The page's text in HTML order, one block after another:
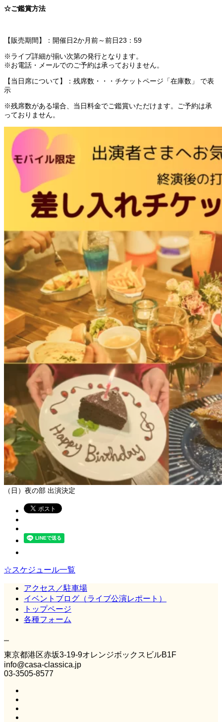
☆ご鑑賞方法
【販売期間】：開催日2か月前～前日23：59
※ライブ詳細が揃い次第の発行となります。
※お電話・メールでのご予約は承っておりません。
【当日席について】：残席数・・・チケットページ「在庫数」 で表
示
※残席数がある場合、当日料金でご鑑賞いただけます。ご予約は承
っておりません。
（日）夜の部 出演決定
☆スケジュール一覧
アクセス／駐車場
イベントブログ（ライブ公演レポート）
トップページ
各種フォーム
東京都港区赤坂3‐19‐9オレンジボックスビルB1F
info@casa-classica.jp
03-3505-8577